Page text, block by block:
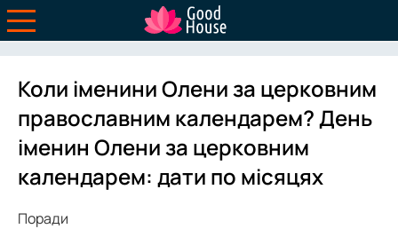
Коли іменини Олени за церковним
православним календарем? День
іменин Олени за церковним
календарем: дати по місяцях
Поради